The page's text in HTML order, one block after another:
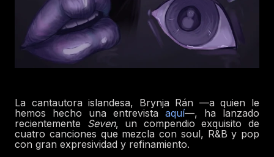
La cantautora islandesa, Brynja Rán —a quien le
hemos hecho una entrevista aquí—, ha lanzado
recientemente Seven, un compendio exquisito de
cuatro canciones que mezcla con soul, R&B y pop
con gran expresividad y refinamiento.